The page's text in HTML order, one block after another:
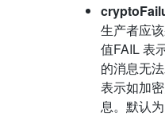
生产者应
值FAIL 表
的消息无
表示如加
息。默认为